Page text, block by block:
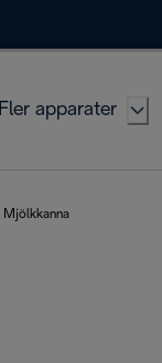
Fler apparater
Mjölkkanna